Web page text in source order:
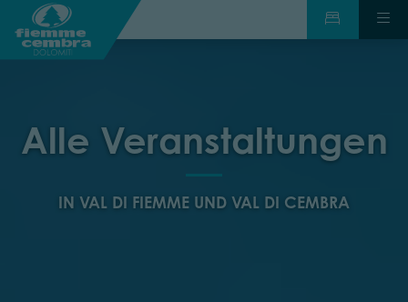
Alle Veranstaltungen
IN VAL DI FIEMME UND VAL DI CEMBRA